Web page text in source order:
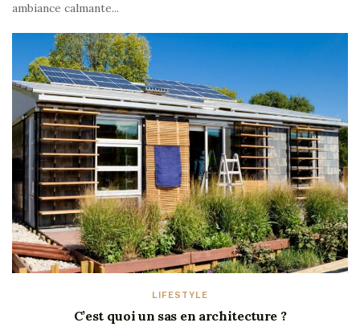
ambiance calmante...
LIFESTYLE
C’est quoi un sas en architecture ?